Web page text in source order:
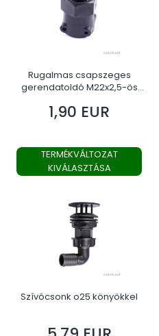
Rugalmas csapszeges
gerendatoldó M22x2,5-ös
anyával
Ár
1,90 EUR
TERMÉKVÁLTOZAT
KIVÁLASZTÁSA
Szívócsonk o25 könyökkel
Ár